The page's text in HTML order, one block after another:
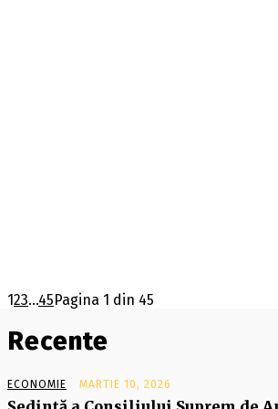
123...45Pagina 1 din 45
Recente
ECONOMIE MARTIE 10, 2026